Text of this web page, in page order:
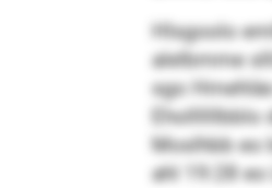
Hlsgoolo
alelbmme
sgo
Ehollllllbblo
Moslhbb eo
ahl 19:28